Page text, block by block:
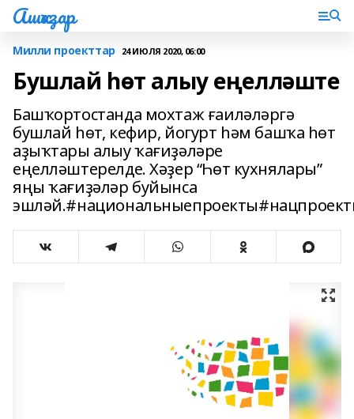
Ашҡаҙар
Милли проекттар 24 ИЮЛЯ 2020, 06:00
Бушлай һөт алыу еңелләште
Башҡортостанда мохтаж ғаиләләргә
бушлай һөт, кефир, йогурт һәм башҡа һөт
аҙыҡтары алыу ҡағиҙәләре
еңелләштерелде. Хәҙер “Һөт кухнялары”
яңы ҡағиҙәләр буйынса